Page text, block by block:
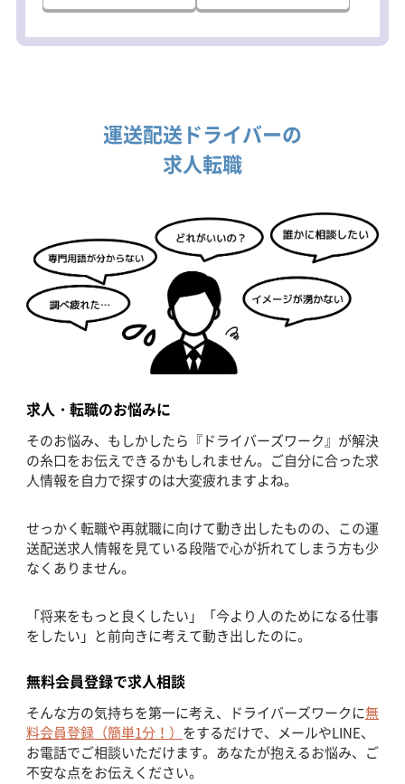
運送配送ドライバーの
求人転職
求人・転職のお悩みに
そのお悩み、もしかしたら『ドライバーズワーク』が解決
の糸口をお伝えできるかもしれません。ご自分に合った求
人情報を自力で探すのは大変疲れますよね。
せっかく転職や再就職に向けて動き出したものの、この運
送配送求人情報を見ている段階で心が折れてしまう方も少
なくありません。
「将来をもっと良くしたい」「今より人のためになる仕事
をしたい」と前向きに考えて動き出したのに。
無料会員登録で求人相談
そんな方の気持ちを第一に考え、ドライバーズワークに無
料会員登録（簡単1分！） をするだけで、メールやLINE、
お電話でご相談いただけます。あなたが抱えるお悩み、ご
不安な点をお伝えください。